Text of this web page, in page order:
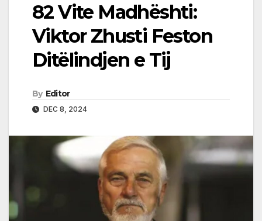
82 Vite Madhështi:
Viktor Zhusti Feston
Ditëlindjen e Tij
By Editor
DEC 8, 2024